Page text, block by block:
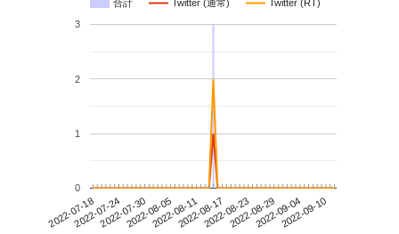
合計 Twitter (通常) Twitter (RT)
2022-07-182022-07-242022-07-302022-08-052022-08-112022-08-172022-08-232022-08-292022-09-042022-09-10
0
1
2
3